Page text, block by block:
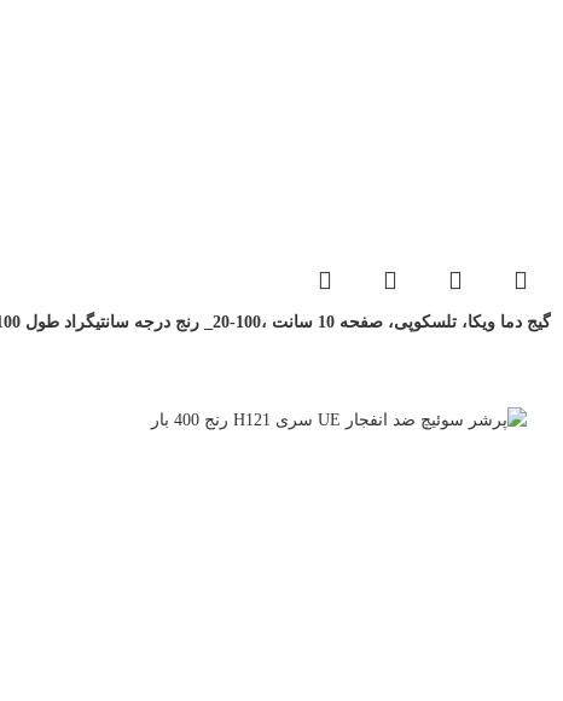
گیج دما ویکا، تلسکوپی، صفحه 10 سانت ،100-20_ رنج درجه سانتیگراد طول 100 تا 500 میلی متر Wika Temperature Gauge Model S5551